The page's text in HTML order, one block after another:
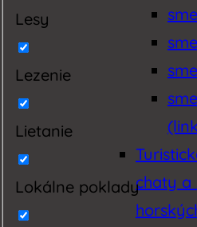
Lesy
Lezenie
Lietanie
Lokálne pokladychaty a